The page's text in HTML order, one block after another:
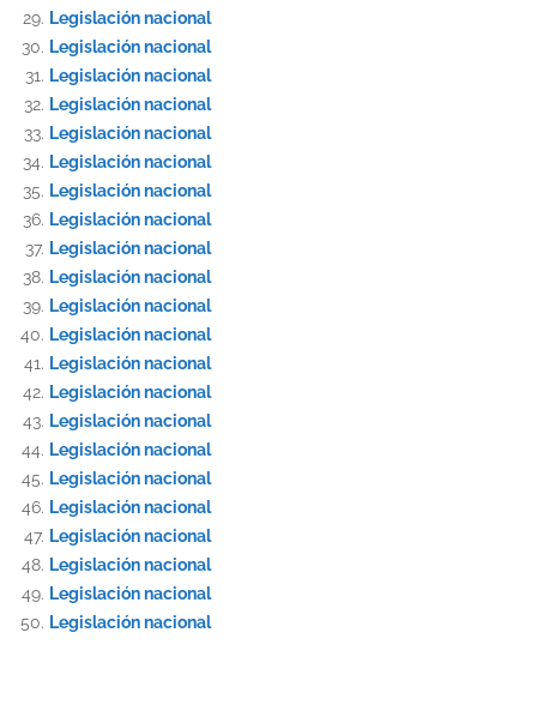
Legislación nacional
Legislación nacional
Legislación nacional
Legislación nacional
Legislación nacional
Legislación nacional
Legislación nacional
Legislación nacional
Legislación nacional
Legislación nacional
Legislación nacional
Legislación nacional
Legislación nacional
Legislación nacional
Legislación nacional
Legislación nacional
Legislación nacional
Legislación nacional
Legislación nacional
Legislación nacional
Legislación nacional
Legislación nacional